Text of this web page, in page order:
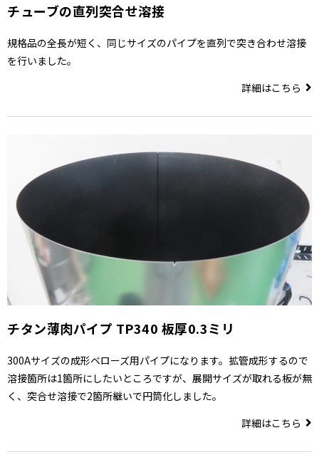
チューブの直列突合せ溶接
規格品の全長が短く、同じサイズのパイプを直列で突き合わせ溶接
を行いました。
詳細はこちら
チタン薄肉パイプ TP340 板厚0.3ミリ
300Aサイズの成形ベローズ用パイプになります。拡管成形するので
溶接箇所は1箇所にしたいところですが、展開サイズが取れる板が無
く、突合せ溶接で2箇所継いで円筒化しました。
詳細はこちら